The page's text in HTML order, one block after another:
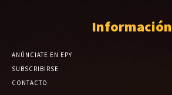
Información
ANÚNCIATE EN EPY
SUBSCRIBIRSE
CONTACTO